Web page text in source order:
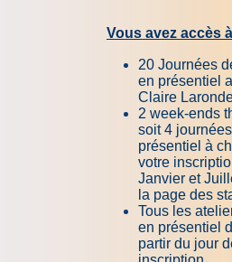
Vous avez accès
20 Journées
en présentiel
Claire
2 week-ends
soit 4
présentiel à
votre
Janvier et
la page des
Tous les
en présentiel
partir du jour